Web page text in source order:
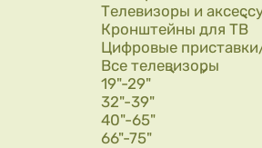
Телевизоры и
Кронштейны для ТВ
Цифровые
Все телевизоры
19"-29"
32"-39"
40"-65"
66"-75"